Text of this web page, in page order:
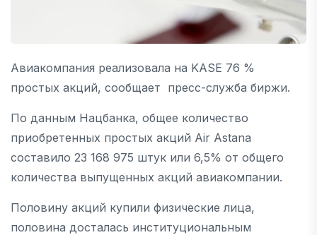
Авиакомпания реализовала на KASE 76 %
простых акций, сообщает пресс-служба биржи.
По данным Нацбанка, общее количество
приобретенных простых акций Air Astana
составило 23 168 975 штук или 6,5% от общего
количества выпущенных акций авиакомпании.
Половину акций купили физические лица,
половина досталась институциональным